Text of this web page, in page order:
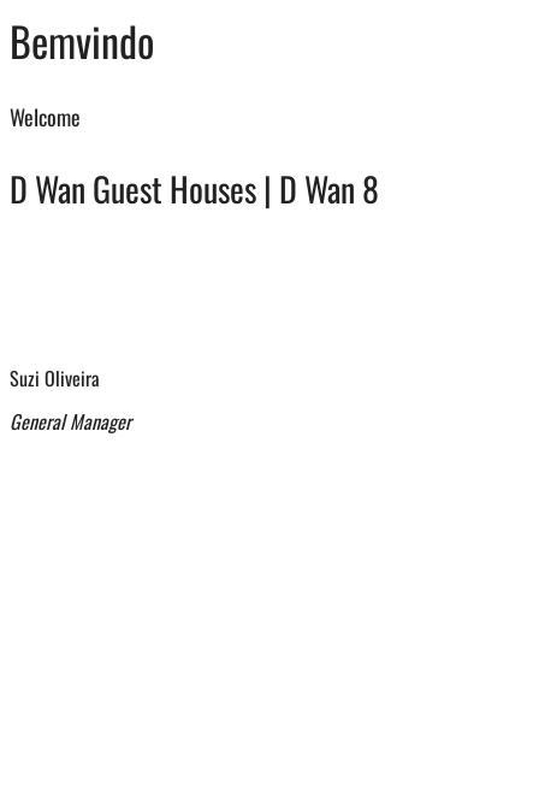
Bemvindo
Welcome
D Wan Guest Houses | D Wan 8
Suzi Oliveira
General Manager